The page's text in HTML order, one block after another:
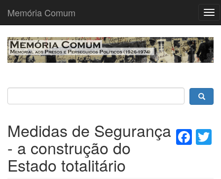
Passar
para
Memória Comum
Medidas de Segurança
- a construção do
Estado totalitário